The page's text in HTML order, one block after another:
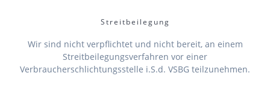
Streitbeilegung
Wir sind nicht verpflichtet und nicht bereit, an einem
Streitbeilegungsverfahren vor einer
Verbraucherschlichtungsstelle i.S.d. VSBG teilzunehmen.